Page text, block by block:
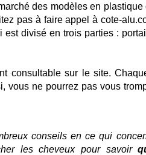
des modèles en
pas à faire appel à cote-
divisé en trois parties :
consultable sur le site.
vous ne pourrez pas vous
conseils en ce qui
les cheveux pour savoir